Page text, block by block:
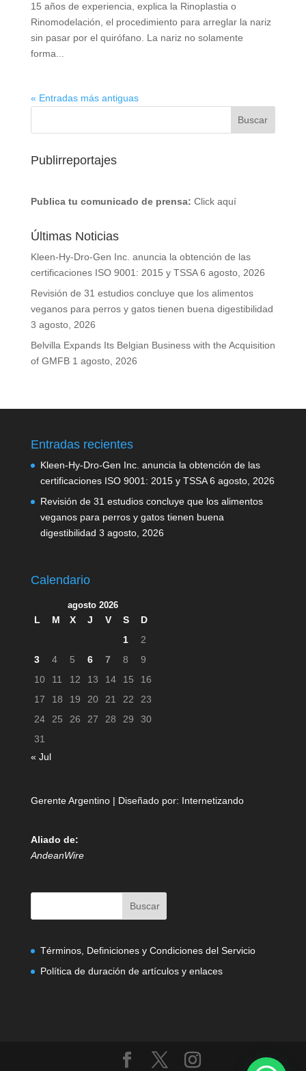
15 años de experiencia, explica la Rinoplastia o
Rinomodelación, el procedimiento para arreglar la nariz
sin pasar por el quirófano. La nariz no solamente
forma...
« Entradas más antiguas
Publirreportajes
Publica tu comunicado de prensa: Click aquí
Últimas Noticias
Kleen-Hy-Dro-Gen Inc. anuncia la obtención de las
certificaciones ISO 9001: 2015 y TSSA 6 agosto, 2026
Revisión de 31 estudios concluye que los alimentos
veganos para perros y gatos tienen buena digestibilidad
3 agosto, 2026
Belvilla Expands Its Belgian Business with the Acquisition
of GMFB 1 agosto, 2026
Entradas recientes
Kleen-Hy-Dro-Gen Inc. anuncia la obtención de las
certificaciones ISO 9001: 2015 y TSSA 6 agosto, 2026
Revisión de 31 estudios concluye que los alimentos
veganos para perros y gatos tienen buena
digestibilidad 3 agosto, 2026
Calendario
agosto 2026
L M X J V S
D
1
2
3
4 5 6 7 8
9
10
11 12 13 14 15
16
17
18 19 20 21 22
23
24
25 26 27 28 29
30
31
« Jul
Gerente Argentino | Diseñado por: Internetizando
Aliado de:
AndeanWire
Términos, Definiciones y Condiciones del Servicio
Política de duración de artículos y enlaces